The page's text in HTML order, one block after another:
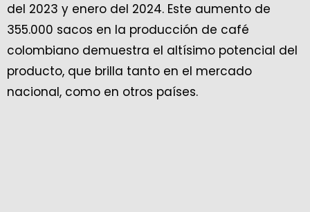
del 2023 y enero del 2024. Este aumento de
355.000 sacos en la producción de café
colombiano demuestra el altísimo potencial del
producto, que brilla tanto en el mercado
nacional, como en otros países.